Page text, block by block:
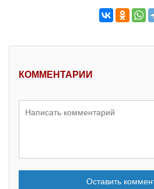
КОММЕНТАРИИ
Оставить